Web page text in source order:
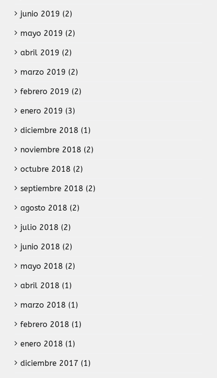
junio 2019 (2)
mayo 2019 (2)
abril 2019 (2)
marzo 2019 (2)
febrero 2019 (2)
enero 2019 (3)
diciembre 2018 (1)
noviembre 2018 (2)
octubre 2018 (2)
septiembre 2018 (2)
agosto 2018 (2)
julio 2018 (2)
junio 2018 (2)
mayo 2018 (2)
abril 2018 (1)
marzo 2018 (1)
febrero 2018 (1)
enero 2018 (1)
diciembre 2017 (1)